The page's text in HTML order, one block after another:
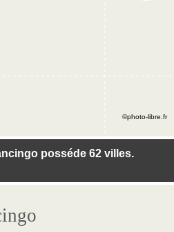
posséde 62 villes.
©photo-libre.fr